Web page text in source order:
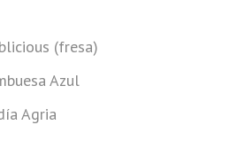
(fresa)
Azul
Agria